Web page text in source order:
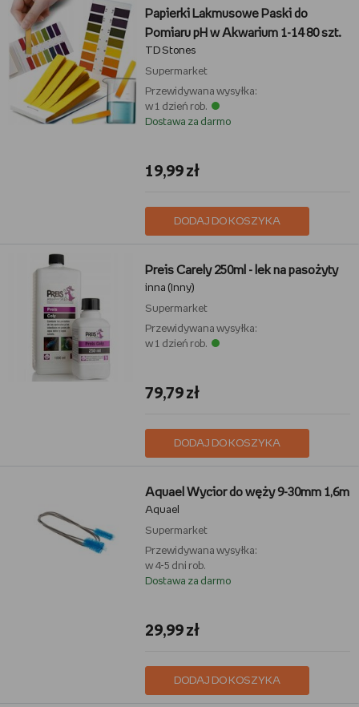
Papierki Lakmusowe Paski do
Pomiaru pH w Akwarium 1-14 80 szt.
TD Stones
Supermarket
Przewidywana wysyłka:
w 1 dzień rob.
Dostawa za darmo
19,99 zł
DODAJ DO KOSZYKA
Preis Carely 250ml - lek na pasożyty
inna (Inny)
Supermarket
Przewidywana wysyłka:
w 1 dzień rob.
79,79 zł
DODAJ DO KOSZYKA
Aquael Wycior do węży 9-30mm 1,6m
Aquael
Supermarket
Przewidywana wysyłka:
w 4-5 dni rob.
Dostawa za darmo
29,99 zł
DODAJ DO KOSZYKA